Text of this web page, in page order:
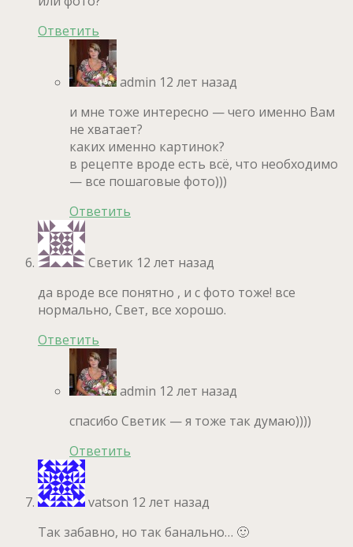
Ответить
admin 12 лет назад
и мне тоже интересно — чего именно Вам
не хватает?
каких именно картинок?
в рецепте вроде есть всё, что необходимо
— все пошаговые фото)))
Ответить
Светик 12 лет назад
да вроде все понятно , и с фото тоже! все
нормально, Свет, все хорошо.
Ответить
admin 12 лет назад
спасибо Светик — я тоже так думаю))))
Ответить
vatson 12 лет назад
Так забавно, но так банально… 🙂